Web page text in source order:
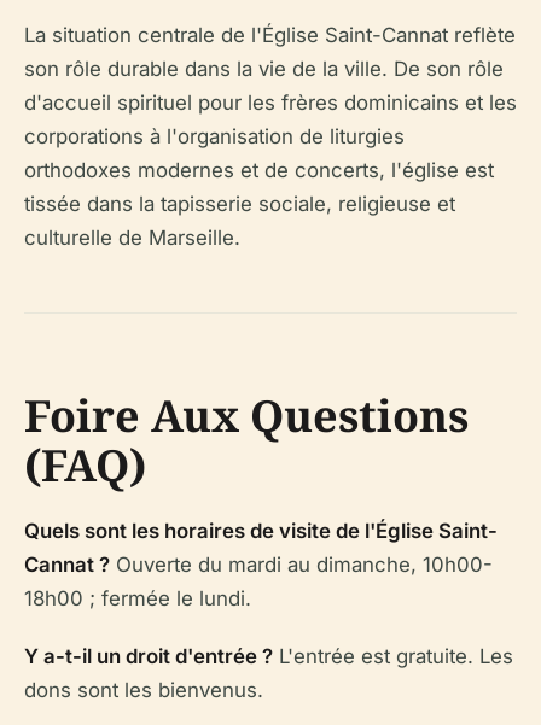
La situation centrale de l'Église Saint-Cannat reflète
son rôle durable dans la vie de la ville. De son rôle
d'accueil spirituel pour les frères dominicains et les
corporations à l'organisation de liturgies
orthodoxes modernes et de concerts, l'église est
tissée dans la tapisserie sociale, religieuse et
culturelle de Marseille.
Foire Aux Questions
(FAQ)
Quels sont les horaires de visite de l'Église Saint-
Cannat ? Ouverte du mardi au dimanche, 10h00-
18h00 ; fermée le lundi.
Y a-t-il un droit d'entrée ? L'entrée est gratuite. Les
dons sont les bienvenus.